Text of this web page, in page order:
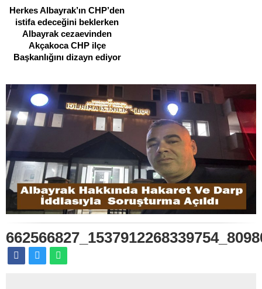
Herkes Albayrak’ın CHP’den
istifa edeceğini beklerken
Albayrak cezaevinden
Akçakoca CHP ilçe
Başkanlığını dizayn ediyor